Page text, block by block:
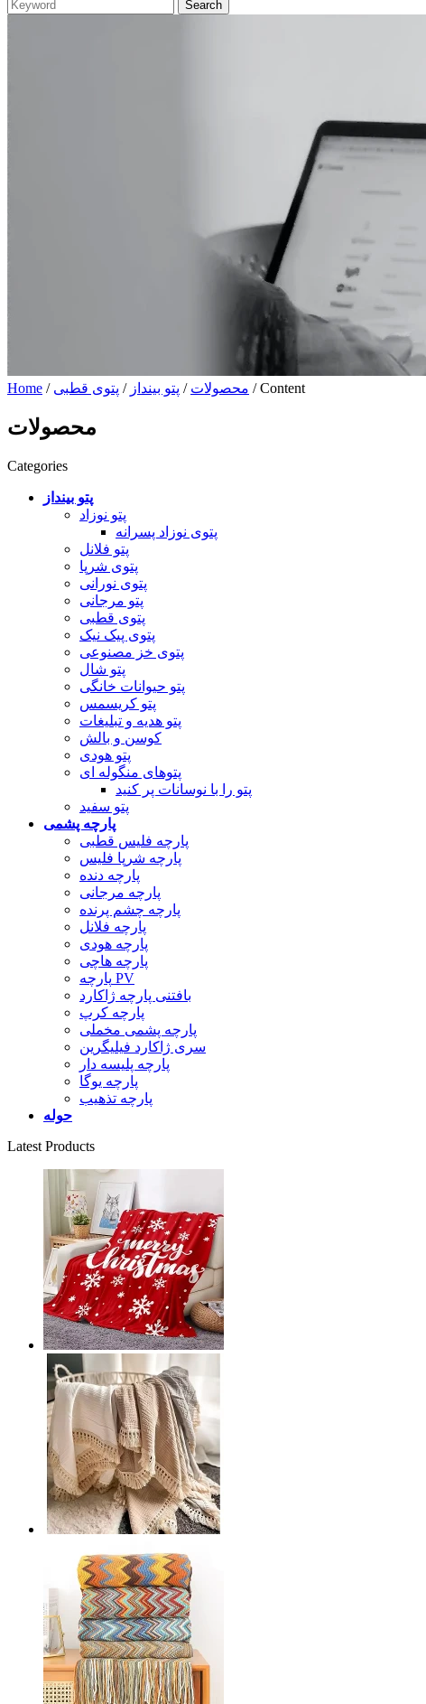
Home / محصولات / پتو بینداز / پتوی قطبی / Content
محصولات
Categories
پتو بینداز
پتو نوزاد
پتوی نوزاد پسرانه
پتو فلانل
پتوی شرپا
پتوی نورانی
پتو مرجانی
پتوی قطبی
پتوی پیک نیک
پتوی خز مصنوعی
پتو شال
پتو حیوانات خانگی
پتو کریسمس
پتو هدیه و تبلیغات
کوسن و بالش
پتو هودی
پتوهای منگوله ای
پتو را با نوسانات پر کنید
پتو سفید
پارچه پشمی
پارچه فلیس قطبی
پارچه شرپا فلیس
پارچه دنده
پارچه مرجانی
پارچه چشم پرنده
پارچه فلانل
پارچه هودی
پارچه هاچی
پارچه PV
بافتنی پارچه ژاکارد
پارچه کرپ
پارچه پشمی مخملی
سری ژاکارد فیلیگرین
پارچه پلیسه دار
پارچه یوگا
پارچه تذهیب
حوله
Latest Products